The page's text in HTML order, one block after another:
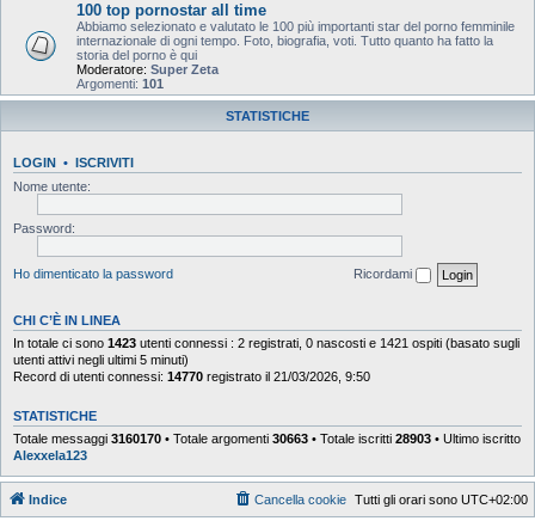
100 top pornostar all time
Abbiamo selezionato e valutato le 100 più importanti star del porno femminile
internazionale di ogni tempo. Foto, biografia, voti. Tutto quanto ha fatto la
storia del porno è qui
Moderatore: Super Zeta
Argomenti: 101
STATISTICHE
LOGIN • ISCRIVITI
Nome utente:
Password:
Ho dimenticato la password Ricordami
CHI C’È IN LINEA
In totale ci sono 1423 utenti connessi : 2 registrati, 0 nascosti e 1421 ospiti (basato sugli
utenti attivi negli ultimi 5 minuti)
Record di utenti connessi: 14770 registrato il 21/03/2026, 9:50
STATISTICHE
Totale messaggi 3160170 • Totale argomenti 30663 • Totale iscritti 28903 • Ultimo iscritto
Alexxela123
Indice Tutti gli orari sono UTC+02:00
Cancella cookie